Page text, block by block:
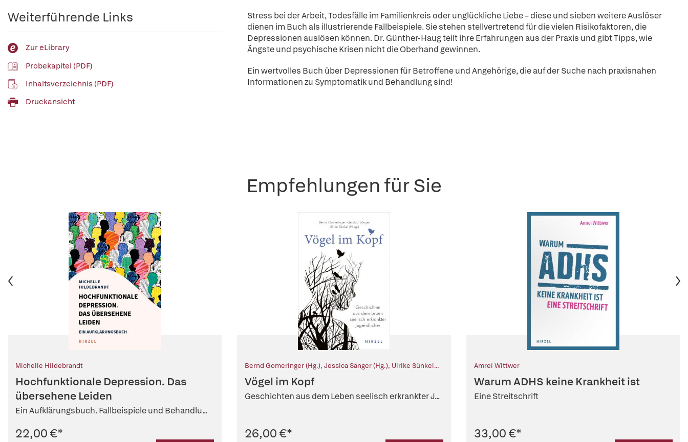
Stress bei der Arbeit, Todesfälle im Familienkreis oder unglückliche Liebe – diese und sieben weitere Auslöser
dienen im Buch als illustrierende Fallbeispiele. Sie stehen stellvertretend für die vielen Risikofaktoren, die
Depressionen auslösen können. Dr. Günther-Haug teilt ihre Erfahrungen aus der Praxis und gibt Tipps, wie
Ängste und psychische Krisen nicht die Oberhand gewinnen.
Ein wertvolles Buch über Depressionen für Betroffene und Angehörige, die auf der Suche nach praxisnahen
Informationen zu Symptomatik und Behandlung sind!
Weiterführende Links
Zur eLibrary
Probekapitel (PDF)
Inhaltsverzeichnis (PDF)
Druckansicht
Empfehlungen für Sie
Michelle Hildebrandt
Hochfunktionale Depression. Das
übersehene Leiden
Ein Aufklärungsbuch. Fallbeispiele und Behandlu...
22,00 €*
Bernd Gomeringer (Hg.), Jessica Sänger (Hg.), Ulrike Sünkel
Vögel im Kopf
Geschichten aus dem Leben seelisch erkrankter J...
26,00 €*
Amrei Wittwer
Warum ADHS keine Krankheit ist
Eine Streitschrift
33,00 €*